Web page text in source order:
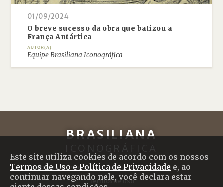
Este site utiliza cookies de acordo com os nossos
Termos de Uso e Política de Privacidade e, ao
continuar navegando nele, você declara estar
01/09/2024
O breve sucesso da obra que batizou a
França Antártica
AUTOR(A)
Equipe Brasiliana Iconográfica
BRASILIANA
ICONOGRÁFICA
SOBRE O PROJETO | CRÉDITOS |CONTATO
Termos de uso